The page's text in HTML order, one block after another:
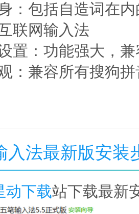
包括自造词在内
联网输入法
：功能强大，兼
兼容所有搜狗拼
入法最新版安装
动下载站下载最新